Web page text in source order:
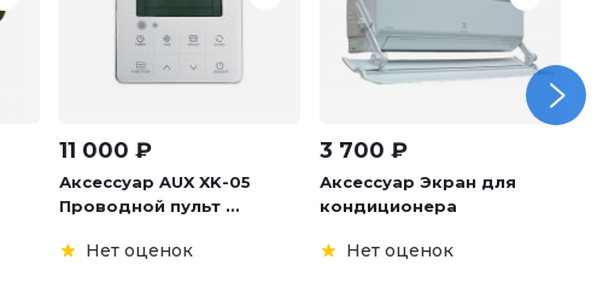
11 000 ₽
Аксессуар AUX XK-05
Проводной пульт ...
Нет оценок
3 700 ₽
Аксессуар Экран для
кондиционера
Нет оценок